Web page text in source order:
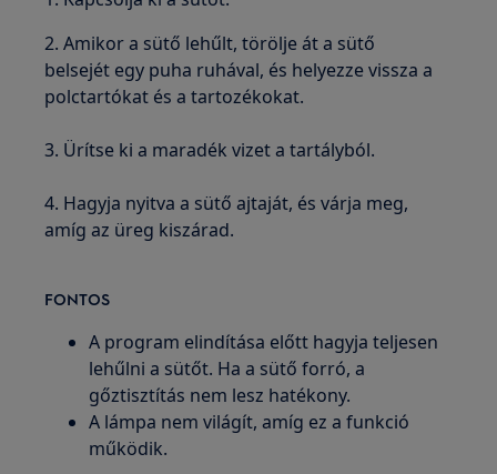
2. Amikor a sütő lehűlt, törölje át a sütő
belsejét egy puha ruhával, és helyezze vissza a
polctartókat és a tartozékokat.
3. Ürítse ki a maradék vizet a tartályból.
4. Hagyja nyitva a sütő ajtaját, és várja meg,
amíg az üreg kiszárad.
FONTOS
A program elindítása előtt hagyja teljesen
lehűlni a sütőt. Ha a sütő forró, a
gőztisztítás nem lesz hatékony.
A lámpa nem világít, amíg ez a funkció
működik.